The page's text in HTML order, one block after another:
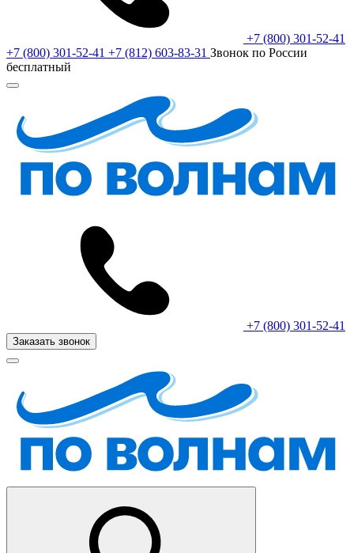
+7 (800) 301-52-41
+7 (800) 301-52-41 +7 (812) 603-83-31 Звонок по России
бесплатный
+7 (800) 301-52-41
Заказать звонок